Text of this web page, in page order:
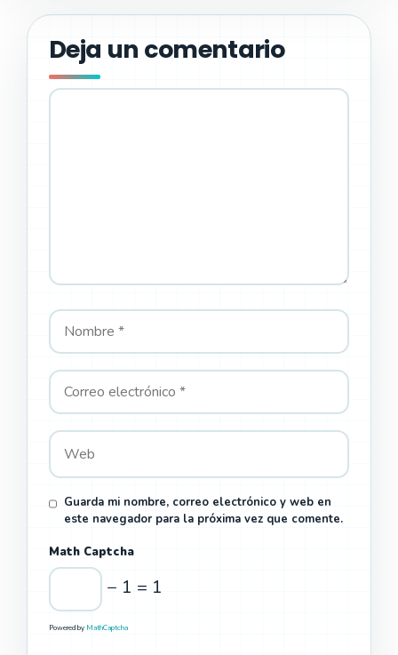
Deja un comentario
Comentario
Nombre
Correo
Web
Guarda mi nombre, correo electrónico y web en
este navegador para la próxima vez que comente.
Math Captcha
− 1 = 1
Powered by MathCaptcha